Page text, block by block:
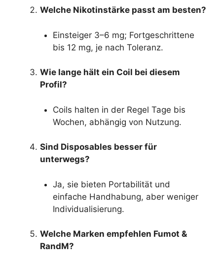
Welche Nikotinstärke passt am besten?
Einsteiger 3–6 mg; Fortgeschrittene
bis 12 mg, je nach Toleranz.
Wie lange hält ein Coil bei diesem
Profil?
Coils halten in der Regel Tage bis
Wochen, abhängig von Nutzung.
Sind Disposables besser für
unterwegs?
Ja, sie bieten Portabilität und
einfache Handhabung, aber weniger
Individualisierung.
Welche Marken empfehlen Fumot &
RandM?